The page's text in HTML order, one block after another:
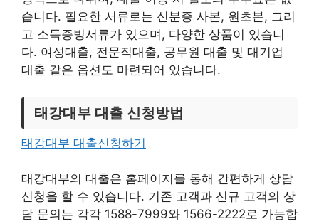
습니다. 필요한 서류로는 신분증 사본, 원초본, 그리
고 소득증빙서류가 있으며, 다양한 상품이 있습니
다. 여성대출, 전문직대출, 공무원 대출 및 대기업
대출 같은 옵션도 마련되어 있습니다.
태강대부 대출 신청방법
태강대부 대출신청하기
태강대부의 대출은 홈페이지를 통해 간편하게 상담
신청을 할 수 있습니다. 기존 고객과 신규 고객의 상
담 문의는 각각 1588-7999와 1566-2222로 가능합